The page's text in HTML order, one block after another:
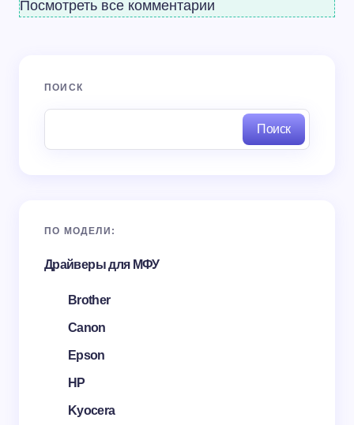
Посмотреть все комментарии
ПОИСК
Поиск
ПО МОДЕЛИ:
Драйверы для МФУ
Brother
Canon
Epson
HP
Kyocera